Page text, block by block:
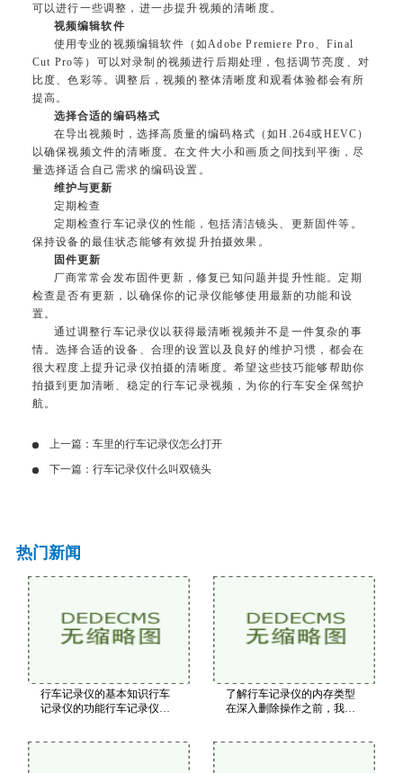
可以进行一些调整，进一步提升视频的清晰度。
视频编辑软件
使用专业的视频编辑软件（如Adobe Premiere Pro、Final
Cut Pro等）可以对录制的视频进行后期处理，包括调节亮度、对
比度、色彩等。调整后，视频的整体清晰度和观看体验都会有所
提高。
选择合适的编码格式
在导出视频时，选择高质量的编码格式（如H.264或HEVC）
以确保视频文件的清晰度。在文件大小和画质之间找到平衡，尽
量选择适合自己需求的编码设置。
维护与更新
定期检查
定期检查行车记录仪的性能，包括清洁镜头、更新固件等。
保持设备的最佳状态能够有效提升拍摄效果。
固件更新
厂商常常会发布固件更新，修复已知问题并提升性能。定期
检查是否有更新，以确保你的记录仪能够使用最新的功能和设
置。
通过调整行车记录仪以获得最清晰视频并不是一件复杂的事
情。选择合适的设备、合理的设置以及良好的维护习惯，都会在
很大程度上提升记录仪拍摄的清晰度。希望这些技巧能够帮助你
拍摄到更加清晰、稳定的行车记录视频，为你的行车安全保驾护
航。
上一篇： 车里的行车记录仪怎么打开
下一篇： 行车记录仪什么叫双镜头
热门新闻
行车记录仪的基本知识行车
记录仪的功能行车记录仪的
了解行车记录仪的内存类型
在深入删除操作之前，我们